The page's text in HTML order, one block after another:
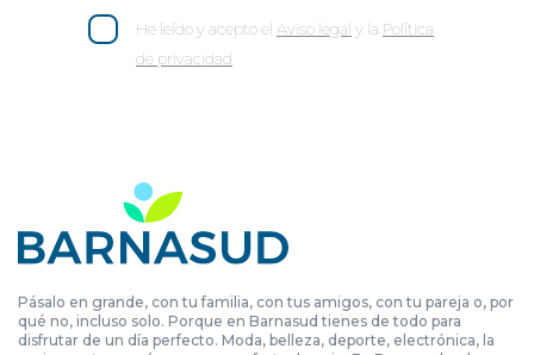
He leído y acepto el Aviso legal y la Política
de privacidad
Pásalo en grande, con tu familia, con tus amigos, con tu pareja o, por
qué no, incluso solo. Porque en Barnasud tienes de todo para
disfrutar de un día perfecto. Moda, belleza, deporte, electrónica, la